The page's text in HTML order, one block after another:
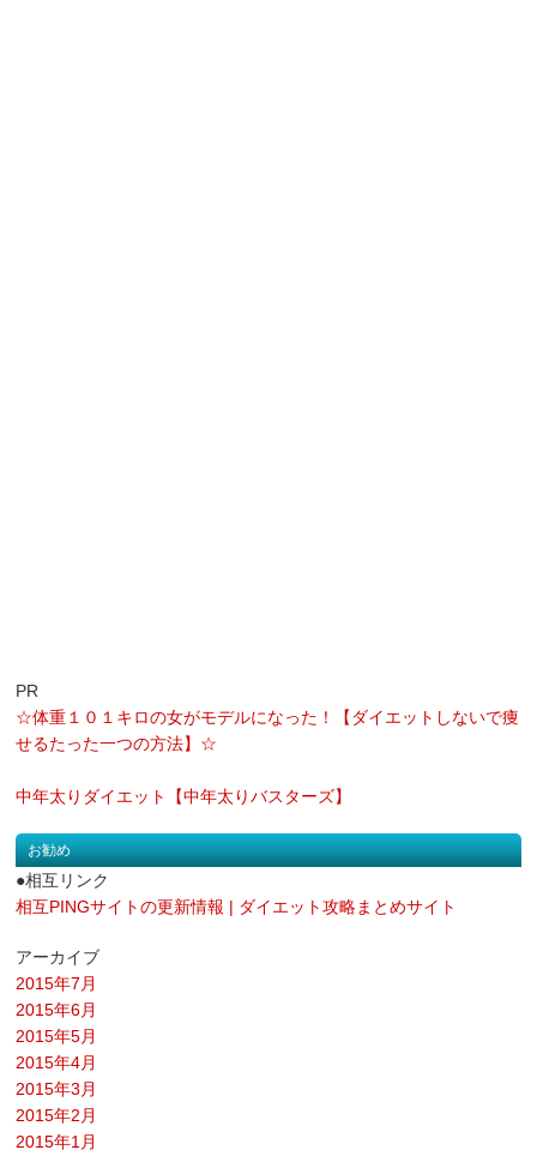
PR
☆体重１０１キロの女がモデルになった！【ダイエットしないで痩
せるたった一つの方法】☆
中年太りダイエット【中年太りバスターズ】
お勧め
●相互リンク
相互PINGサイトの更新情報 | ダイエット攻略まとめサイト
アーカイブ
2015年7月
2015年6月
2015年5月
2015年4月
2015年3月
2015年2月
2015年1月